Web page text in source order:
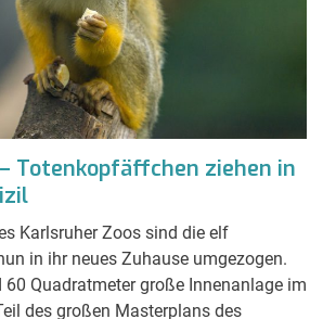
Totenkopfäffchen ziehen in
Karlsruher Zoos sind die elf
in ihr neues Zuhause umgezogen.
60 Quadratmeter große Innenanlage im
des großen Masterplans des